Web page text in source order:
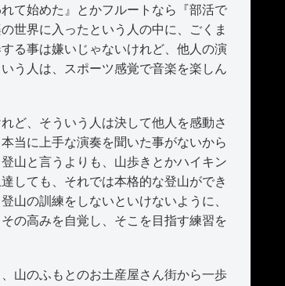
て始めた』とかフルートなら『部活で
世界に入ったという人の中に、ごくま
る事は嫌いじゃないけれど、他人の演
う人は、スポーツ感覚で音楽を楽しん
ど、そういう人は決して他人を感動さ
当に上手な演奏を聞いた事がないから
山と言うよりも、山歩きとかハイキン
しても、それでは本格的な登山ができ
山の訓練をしないといけないように、
の高みを自覚し、そこを目指す練習を
山のふもとのお土産屋さん街から一歩